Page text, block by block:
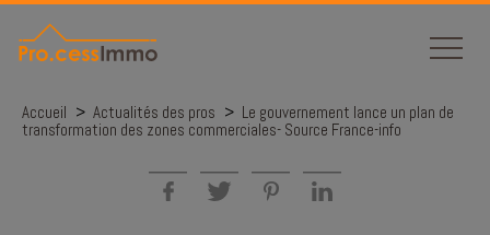
Accueil > Actualités des pros > Le gouvernement lance un plan de
transformation des zones commerciales- Source France-info
Panneau de gestion des cookies